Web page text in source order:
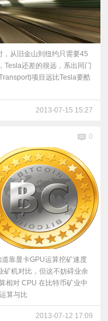
从旧金山到纽约只需要45
Tesla还差的很远，系出同门
项目远比Tesla要酷
2013-07-15 15:27
0
靠显卡GPU运算挖矿速度
矿机对比，但这不妨碍业余
相对 CPU 在比特币矿业中
算与比
2013-07-12 17:09